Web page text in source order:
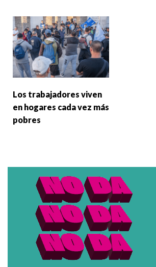
Los trabajadores viven
en hogares cada vez más
pobres